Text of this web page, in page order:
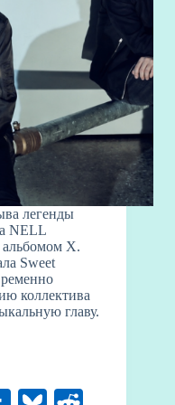
легенды
NELL
альбомом X.
Sweet
коллектива
главу.